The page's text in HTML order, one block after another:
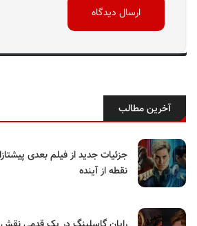
آخرین مطالب
جزئیات جدید از فیلم بعدی
نقطه از آینده